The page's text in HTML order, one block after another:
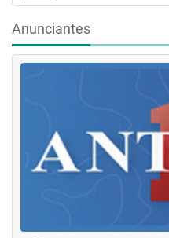
Anunciantes